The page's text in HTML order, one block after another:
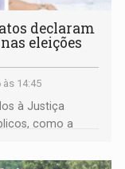
declaram
eleições
14:45
à Justiça
como a
dos Anjos